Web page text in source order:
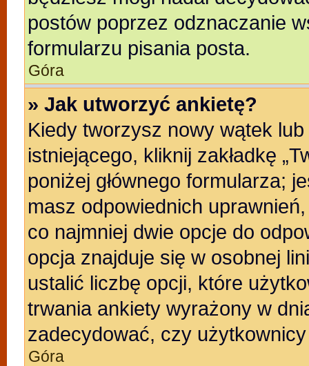
postów poprzez odznaczanie
formularzu pisania posta.
Góra
» Jak utworzyć ankietę?
Kiedy tworzysz nowy wątek
istniejącego, kliknij zakładkę
poniżej głównego formularza;
masz odpowiednich
co najmniej dwie opcje do
opcja znajduje się w osobnej
ustalić liczbę opcji, które
trwania ankiety wyrażony w
zadecydować, czy
Góra